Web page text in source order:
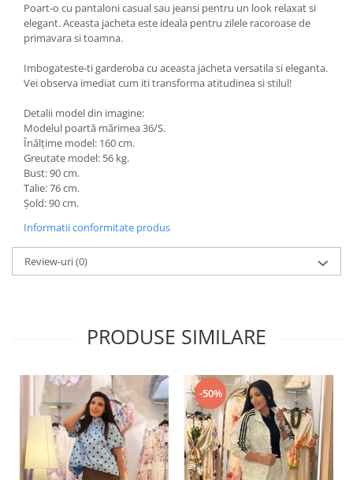
Poart-o cu pantaloni casual sau jeansi pentru un look relaxat si
elegant. Aceasta jacheta este ideala pentru zilele racoroase de
primavara si toamna.
Imbogateste-ti garderoba cu aceasta jacheta versatila si eleganta.
Vei observa imediat cum iti transforma atitudinea si stilul!
Detalii model din imagine:
Modelul poartă mărimea 36/S.
Înălțime model: 160 cm.
Greutate model: 56 kg.
Bust: 90 cm.
Talie: 76 cm.
Șold: 90 cm.
Informatii conformitate produs
Review-uri(0)
PRODUSE SIMILARE
-50%